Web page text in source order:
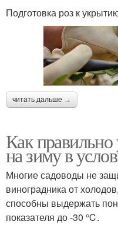
Подготовка роз к
читать дальше →
Как
на зиму в
Многие садоводы не
виноградника от
способны выдержать
показателя до -30 ℃.